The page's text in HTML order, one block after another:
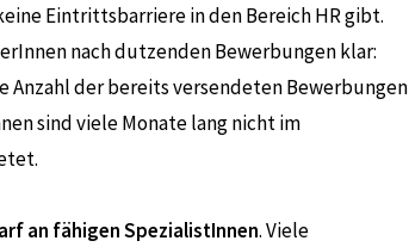
Eintrittsbarriere in den Bereich HR gibt.
nach dutzenden Bewerbungen klar:
Anzahl der bereits versendeten Bewerbungen
sind viele Monate lang nicht im
an fähigen SpezialistInnen. Viele